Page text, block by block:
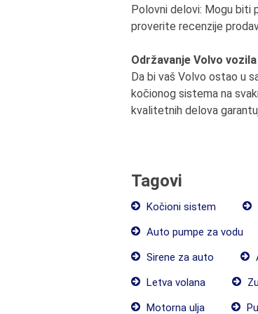
Polovni delovi: Mogu biti
proverite recenzije
Održavanje Volvo
Da bi vaš Volvo ostao u
kočionog sistema na
kvalitetnih delova
Tagovi
Kočioni sistem
Auto pumpe za vodu
Sirene za auto
Letva volana
Motorna ulja